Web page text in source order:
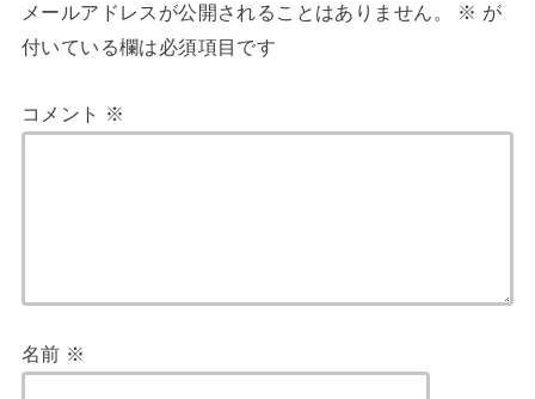
メールアドレスが公開されることはありません。 ※ が
付いている欄は必須項目です
コメント ※
名前 ※